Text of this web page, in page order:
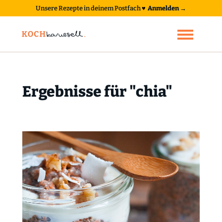
Unsere Rezepte in deinem Postfach♥ Anmelden →
Ergebnisse für "chia"